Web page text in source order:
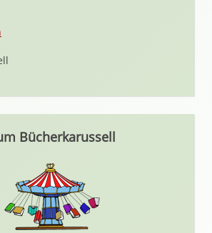
Bücherkarussell